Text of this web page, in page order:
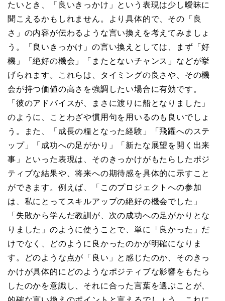
たいとき、「良いきっかけ」という表現は少し曖昧に
聞こえるかもしれません。より具体的で、その「良
さ」の内容が伝わるような言い換えを考えてみましょ
う。「良いきっかけ」の言い換えとしては、まず「好
機」「絶好の機会」「またとないチャンス」などが挙
げられます。これらは、タイミングの良さや、その機
会が持つ価値の高さを強調したい場合に有効です。
「彼のアドバイスが、まさに渡りに船となりました」
のように、ことわざや慣用句を用いるのも良いでしょ
う。また、「成長の糧となった経験」「飛躍へのステ
ップ」「成功への足がかり」「新たな展望を開く出来
事」といった表現は、そのきっかけがもたらしたポジ
ティブな結果や、将来への期待感を具体的に示すこと
ができます。例えば、「このプロジェクトへの参加
は、私にとってスキルアップの絶好の機会でした」
「失敗から学んだ教訓が、次の成功への足がかりとな
りました」のように使うことで、単に「良かった」だ
けでなく、どのように良かったのかが明確になりま
す。どのような点が「良い」と感じたのか、そのきっ
かけが具体的にどのようなポジティブな影響をもたら
したのかを意識し、それに合った言葉を選ぶことが、